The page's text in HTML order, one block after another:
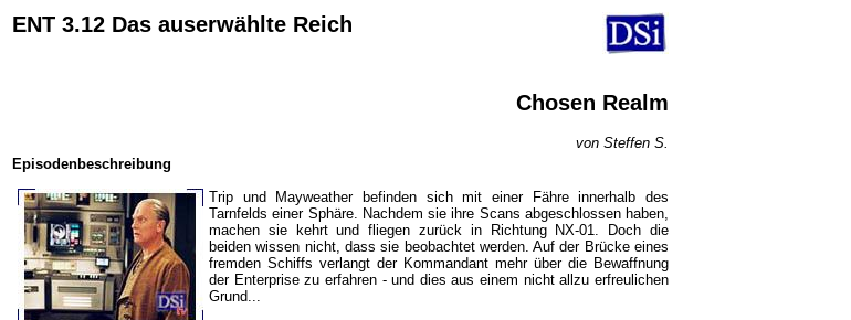
ENT 3.12 Das auserwählte Reich
Chosen Realm
von Steffen S.
Episodenbeschreibung
Trip und Mayweather befinden sich mit einer Fähre innerhalb des
Tarnfelds einer Sphäre. Nachdem sie ihre Scans abgeschlossen haben,
machen sie kehrt und fliegen zurück in Richtung NX-01. Doch die
beiden wissen nicht, dass sie beobachtet werden. Auf der Brücke eines
fremden Schiffs verlangt der Kommandant mehr über die Bewaffnung
der Enterprise zu erfahren - und dies aus einem nicht allzu erfreulichen
Grund...